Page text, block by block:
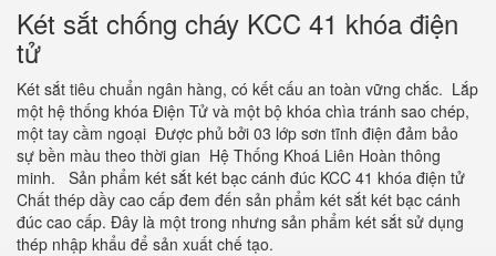
Két sắt chống cháy KCC 41 khóa điện
tử
Két sắt tiêu chuẩn ngân hàng, có kết cấu an toàn vững chắc. Lắp
một hệ thống khóa Điện Tử và một bộ khóa chìa tránh sao chép,
một tay cầm ngoại Được phủ bởi 03 lớp sơn tĩnh điện đảm bảo
sự bền màu theo thời gian Hệ Thống Khoá Liên Hoàn thông
minh. Sản phẩm két sắt két bạc cánh đúc KCC 41 khóa điện tử
Chất thép dầy cao cấp đem đến sản phẩm két sắt két bạc cánh
đúc cao cấp. Đây là một trong nhưng sản phẩm két sắt sử dụng
thép nhập khẩu để sản xuất chế tạo.